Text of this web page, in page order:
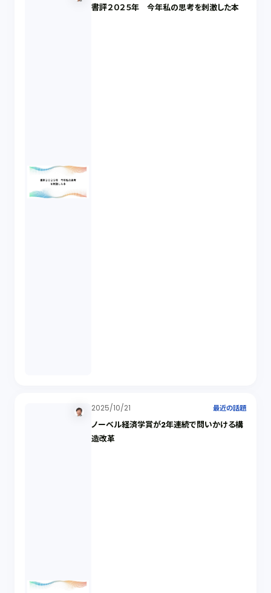
書評２０２５年 今年私の思考を刺激した本
2025/10/21 最近の話題
ノーベル経済学賞が2年連続で問いかける構
造改革